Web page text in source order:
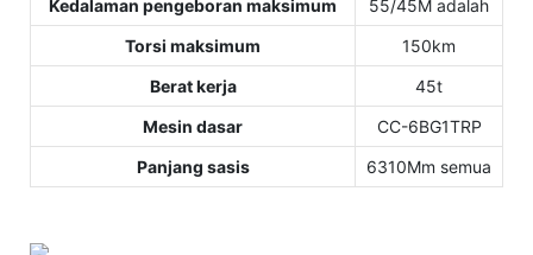
Kedalaman pengeboran maksimum
55/45M adalah
Torsi maksimum
150km
Berat kerja
45t
Mesin dasar
CC-6BG1TRP
Panjang sasis
6310Mm semua